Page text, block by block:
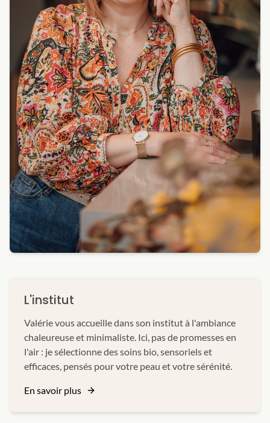
L'institut
Valérie vous accueille dans son institut à l'ambiance
chaleureuse et minimaliste. Ici, pas de promesses en
l'air : je sélectionne des soins bio, sensoriels et
efficaces, pensés pour votre peau et votre sérénité.
En savoir plus